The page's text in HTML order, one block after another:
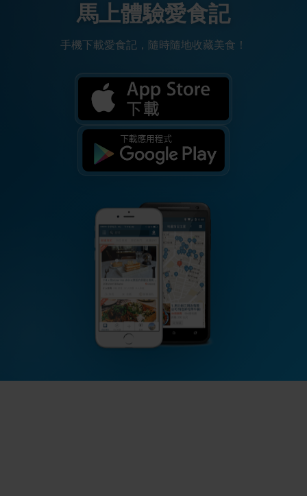
馬上體驗愛食記
手機下載愛食記，隨時隨地收藏美食！